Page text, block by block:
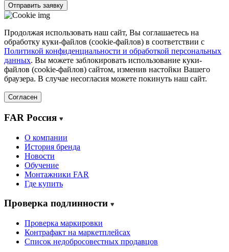
Отправить заявку
Продолжая использовать наш сайт, Вы соглашаетесь на
обработку куки-файлов (cookie-файлов) в соответствии с
Политикой конфиденциальности и обработкой персональных
данных. Вы можете заблокировать использование куки-
файлов (cookie-файлов) сайтом, изменив настойки Вашего
браузера. В случае несогласия можете покинуть наш сайт.
Согласен
FAR Россия
О компании
История бренда
Новости
Обучение
Монтажники FAR
Где купить
Проверка подлинности
Проверка маркировки
Контрафакт на маркетплейсах
Cписок недобросовестных продавцов